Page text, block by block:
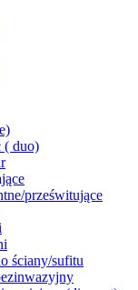
( duo)
prześwitujące
ściany/sufitu